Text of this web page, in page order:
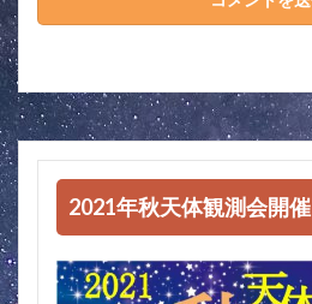
2021年秋天体観測会開催